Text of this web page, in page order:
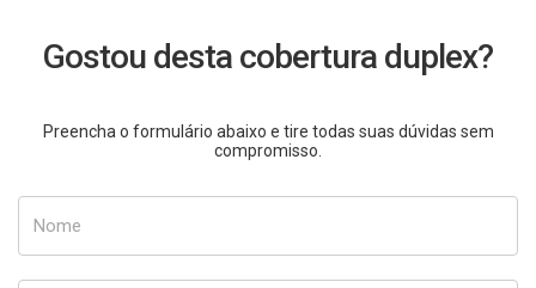
Gostou desta cobertura duplex?
Preencha o formulário abaixo e tire todas suas dúvidas sem
compromisso.